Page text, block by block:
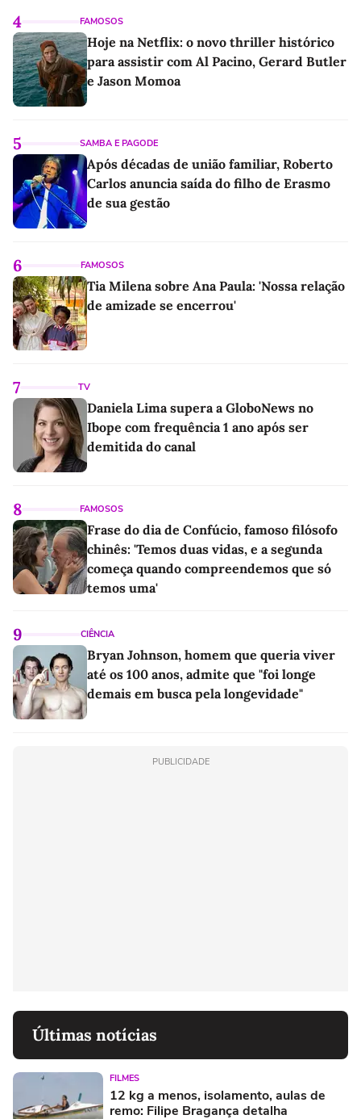
4 FAMOSOS
Hoje na Netflix: o novo thriller histórico
para assistir com Al Pacino, Gerard Butler
e Jason Momoa
5 SAMBA E PAGODE
Após décadas de união familiar, Roberto
Carlos anuncia saída do filho de Erasmo
de sua gestão
6 FAMOSOS
Tia Milena sobre Ana Paula: 'Nossa relação
de amizade se encerrou'
7 TV
Daniela Lima supera a GloboNews no
Ibope com frequência 1 ano após ser
demitida do canal
8 FAMOSOS
Frase do dia de Confúcio, famoso filósofo
chinês: 'Temos duas vidas, e a segunda
começa quando compreendemos que só
temos uma'
9 CIÊNCIA
Bryan Johnson, homem que queria viver
até os 100 anos, admite que "foi longe
demais em busca pela longevidade"
PUBLICIDADE
Últimas notícias
FILMES
12 kg a menos, isolamento, aulas de
remo: Filipe Bragança detalha